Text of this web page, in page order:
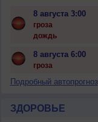
8 августа 3:00
гроза
дождь
8 августа 6:00
гроза
Подробный автопрогноз
ЗДОРОВЬЕ